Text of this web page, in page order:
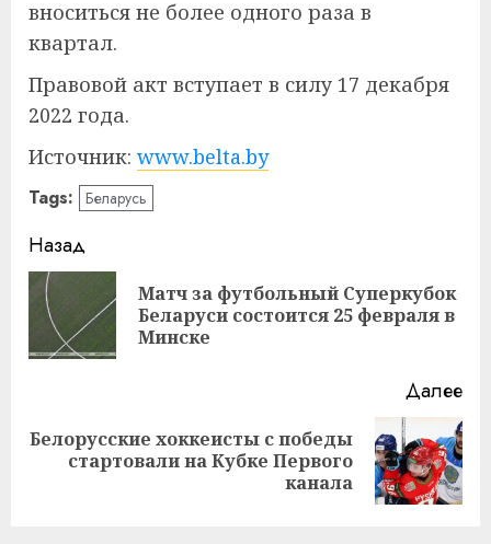
вноситься не более одного раза в
квартал.
Правовой акт вступает в силу 17 декабря
2022 года.
Источник: www.belta.by
Tags: Беларусь
Навигация
записи
Назад
Матч за футбольный Суперкубок
Беларуси состоится 25 февраля в
Минске
Далее
Следующая
Белорусские хоккеисты с победы
стартовали на Кубке Первого
канала